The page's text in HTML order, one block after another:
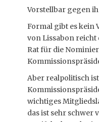
Vorstellbar gegen
Formal gibt es kein
von Lissabon
Rat für die
Aber realpolitisch
wichtiges
das ist sehr schwer